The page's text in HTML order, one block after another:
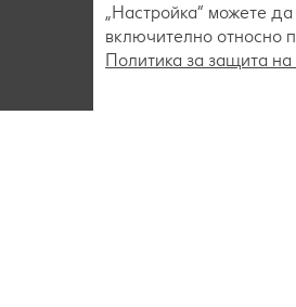
„Настройка“ можете
включително относно
Политика за защита